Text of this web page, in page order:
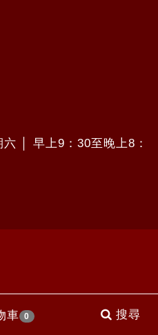
車 0 搜尋
│ 早上9：30至晚上8：